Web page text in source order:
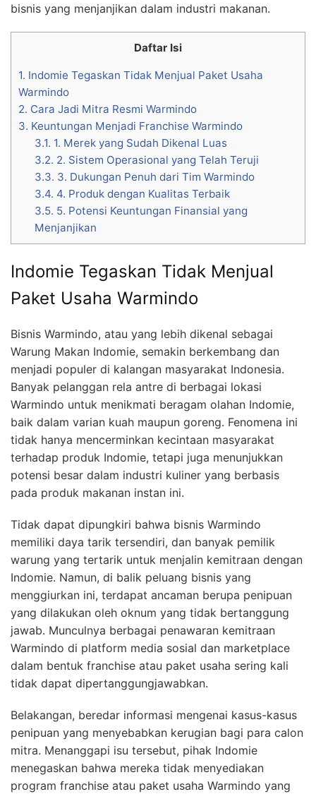
bisnis yang menjanjikan dalam industri makanan.
Daftar Isi
1. Indomie Tegaskan Tidak Menjual Paket Usaha
Warmindo
2. Cara Jadi Mitra Resmi Warmindo
3. Keuntungan Menjadi Franchise Warmindo
3.1. 1. Merek yang Sudah Dikenal Luas
3.2. 2. Sistem Operasional yang Telah Teruji
3.3. 3. Dukungan Penuh dari Tim Warmindo
3.4. 4. Produk dengan Kualitas Terbaik
3.5. 5. Potensi Keuntungan Finansial yang
Menjanjikan
Indomie Tegaskan Tidak Menjual
Paket Usaha Warmindo
Bisnis Warmindo, atau yang lebih dikenal sebagai
Warung Makan Indomie, semakin berkembang dan
menjadi populer di kalangan masyarakat Indonesia.
Banyak pelanggan rela antre di berbagai lokasi
Warmindo untuk menikmati beragam olahan Indomie,
baik dalam varian kuah maupun goreng. Fenomena ini
tidak hanya mencerminkan kecintaan masyarakat
terhadap produk Indomie, tetapi juga menunjukkan
potensi besar dalam industri kuliner yang berbasis
pada produk makanan instan ini.
Tidak dapat dipungkiri bahwa bisnis Warmindo
memiliki daya tarik tersendiri, dan banyak pemilik
warung yang tertarik untuk menjalin kemitraan dengan
Indomie. Namun, di balik peluang bisnis yang
menggiurkan ini, terdapat ancaman berupa penipuan
yang dilakukan oleh oknum yang tidak bertanggung
jawab. Munculnya berbagai penawaran kemitraan
Warmindo di platform media sosial dan marketplace
dalam bentuk franchise atau paket usaha sering kali
tidak dapat dipertanggungjawabkan.
Belakangan, beredar informasi mengenai kasus-kasus
penipuan yang menyebabkan kerugian bagi para calon
mitra. Menanggapi isu tersebut, pihak Indomie
menegaskan bahwa mereka tidak menyediakan
program franchise atau paket usaha Warmindo yang